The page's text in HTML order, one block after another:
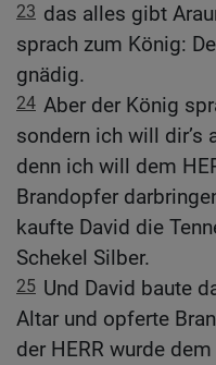
23 das alles gibt
sprach zum König:
gnädig.
24 Aber der König
sondern ich will dir’s
denn ich will dem
Brandopfer
kaufte David die
Schekel Silber.
25 Und David baute
Altar und opferte
der HERR wurde